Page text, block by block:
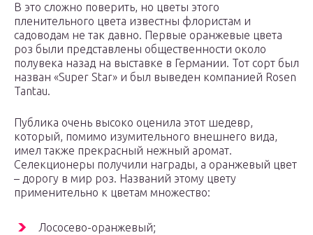
В это сложно поверить, но цветы этого
пленительного цвета известны флористам и
садоводам не так давно. Первые оранжевые цвета
роз были представлены общественности около
полувека назад на выставке в Германии. Тот сорт был
назван «Super Star» и был выведен компанией Rosen
Tantau.
Публика очень высоко оценила этот шедевр,
который, помимо изумительного внешнего вида,
имел также прекрасный нежный аромат.
Селекционеры получили награды, а оранжевый цвет
– дорогу в мир роз. Названий этому цвету
применительно к цветам множество:
Лососево-оранжевый;